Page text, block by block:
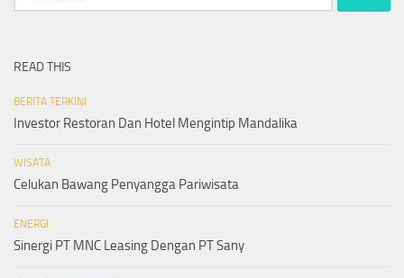
for:
READ THIS
BERITA TERKINI
Investor Restoran Dan Hotel Mengintip Mandalika
WISATA
Celukan Bawang Penyangga Pariwisata
ENERGI
Sinergi PT MNC Leasing Dengan PT Sany